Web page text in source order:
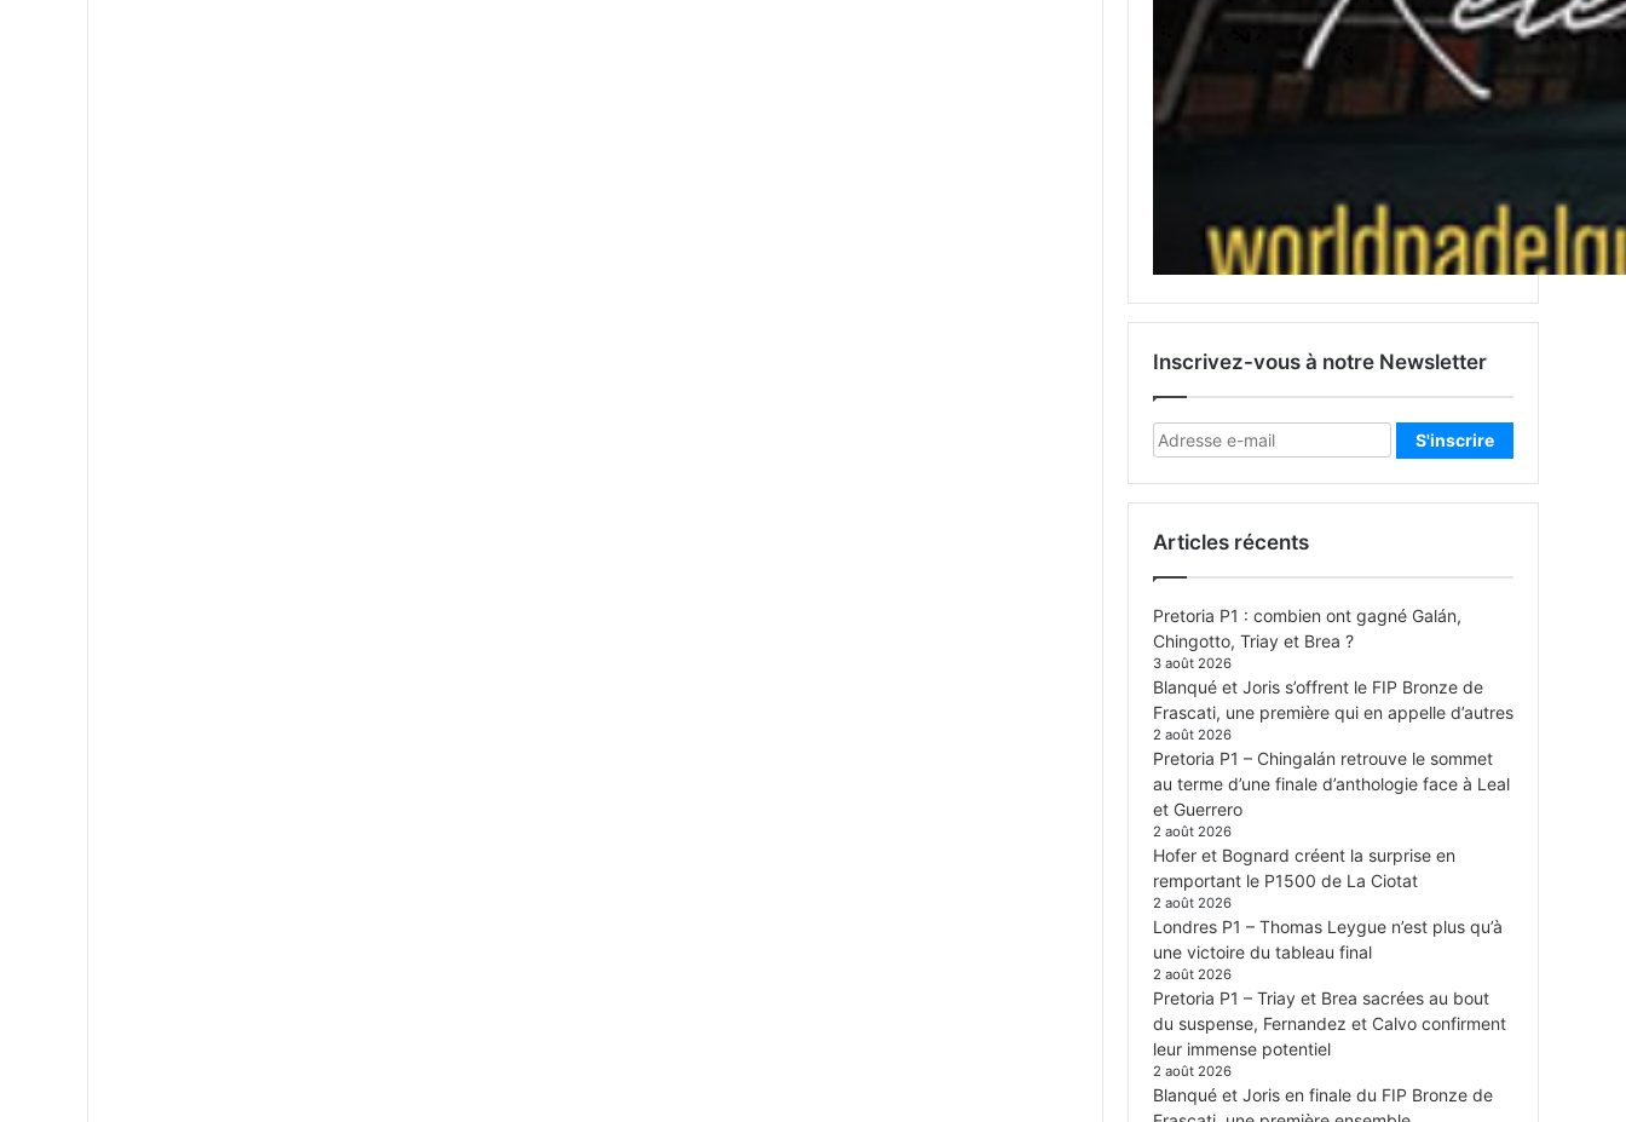
Inscrivez-vous à notre Newsletter
Articles récents
Pretoria P1 : combien ont gagné Galán,
Chingotto, Triay et Brea ?
3 août 2026
Blanqué et Joris s’offrent le FIP Bronze de
Frascati, une première qui en appelle d’autres
2 août 2026
Pretoria P1 – Chingalán retrouve le sommet
au terme d’une finale d’anthologie face à Leal
et Guerrero
2 août 2026
Hofer et Bognard créent la surprise en
remportant le P1500 de La Ciotat
2 août 2026
Londres P1 – Thomas Leygue n’est plus qu’à
une victoire du tableau final
2 août 2026
Pretoria P1 – Triay et Brea sacrées au bout
du suspense, Fernandez et Calvo confirment
leur immense potentiel
2 août 2026
Blanqué et Joris en finale du FIP Bronze de